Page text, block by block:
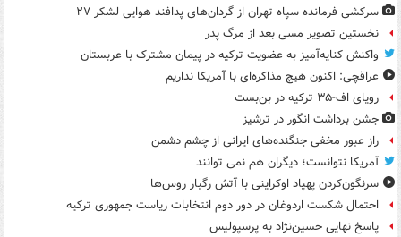
سرکشی فرمانده سپاه تهران از گردان‌های پدافند هوایی لشکر ۲۷
نخستین تصویر مسی بعد از مرگ پدر
واکنش کنایه‌آمیز به عضویت ترکیه در پیمان مشترک با عربستان
عراقچی: اکنون هیچ مذاکره‌ای با آمریکا نداریم
رویای اف-۳۵ ترکیه در بن‌بست
جشن برداشت انگور در ترشیز
راز عبور مخفی جنگنده‌های ایرانی از چشم دشمن
آمریکا نتوانست؛ دیگران هم نمی توانند
سرنگون‌کردن پهپاد اوکراینی با آتش رگبار روس‌ها
احتمال شکست اردوغان در دور دوم انتخابات ریاست جمهوری ترکیه
پاسخ نهایی حسین‌نژاد به پرسپولیس